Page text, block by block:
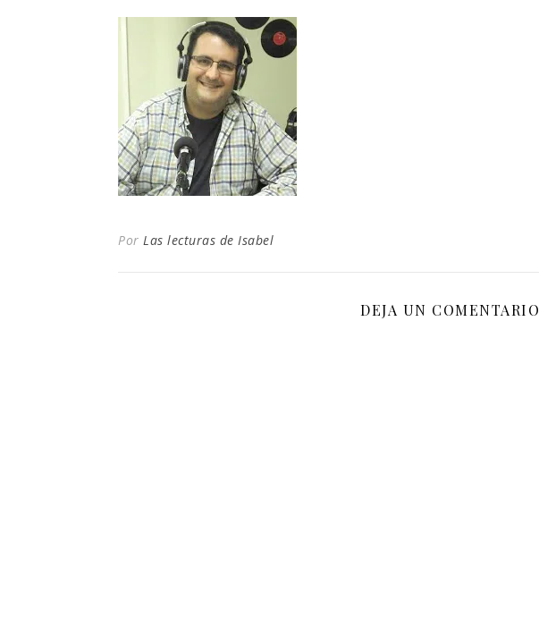
Por Las lecturas de Isabel
DEJA UN COMENTARIO